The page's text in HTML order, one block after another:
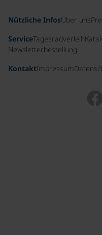
Nützliche InfosÜber uns
ServiceTagesradverleih
Newsletterbestellung
KontaktImpressum